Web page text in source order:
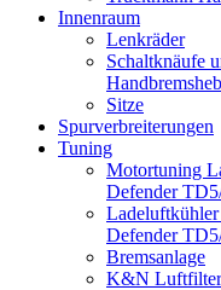
Innenraum
Lenkräder
Schaltknäufe
Sitze
Spurverbreiterungen
Tuning
Motortuning
Defender
Defender
Bremsanlage
K&N Luftfilter